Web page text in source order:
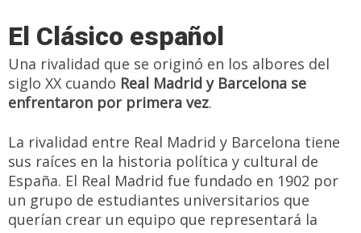
El Clásico español
Una rivalidad que se originó en los albores del
siglo XX cuando Real Madrid y Barcelona se
enfrentaron por primera vez.
La rivalidad entre Real Madrid y Barcelona tiene
sus raíces en la historia política y cultural de
España. El Real Madrid fue fundado en 1902 por
un grupo de estudiantes universitarios que
querían crear un equipo que representará la